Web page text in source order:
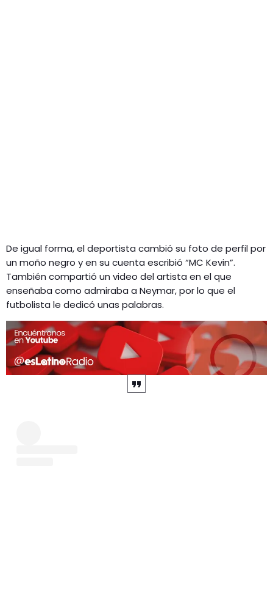
De igual forma, el deportista cambió su foto de perfil por
un moño negro y en su cuenta escribió “MC Kevin”.
También compartió un video del artista en el que
enseñaba como admiraba a Neymar, por lo que el
futbolista le dedicó unas palabras.